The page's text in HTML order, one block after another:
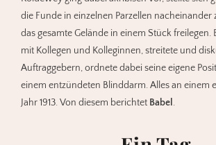
die Funde in einzelnen Parzellen nacheinander
das gesamte Gelände in einem Stück freilegen.
mit Kollegen und Kolleginnen, streitete und
Auftraggebern, ordnete dabei seine eigene
einem entzündeten Blinddarm. Alles an einem
Jahr 1913. Von diesem berichtet Babel .